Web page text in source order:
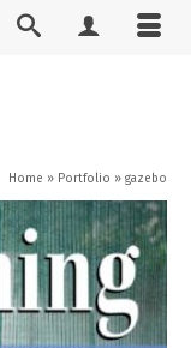
Home » Portfolio » gazebo